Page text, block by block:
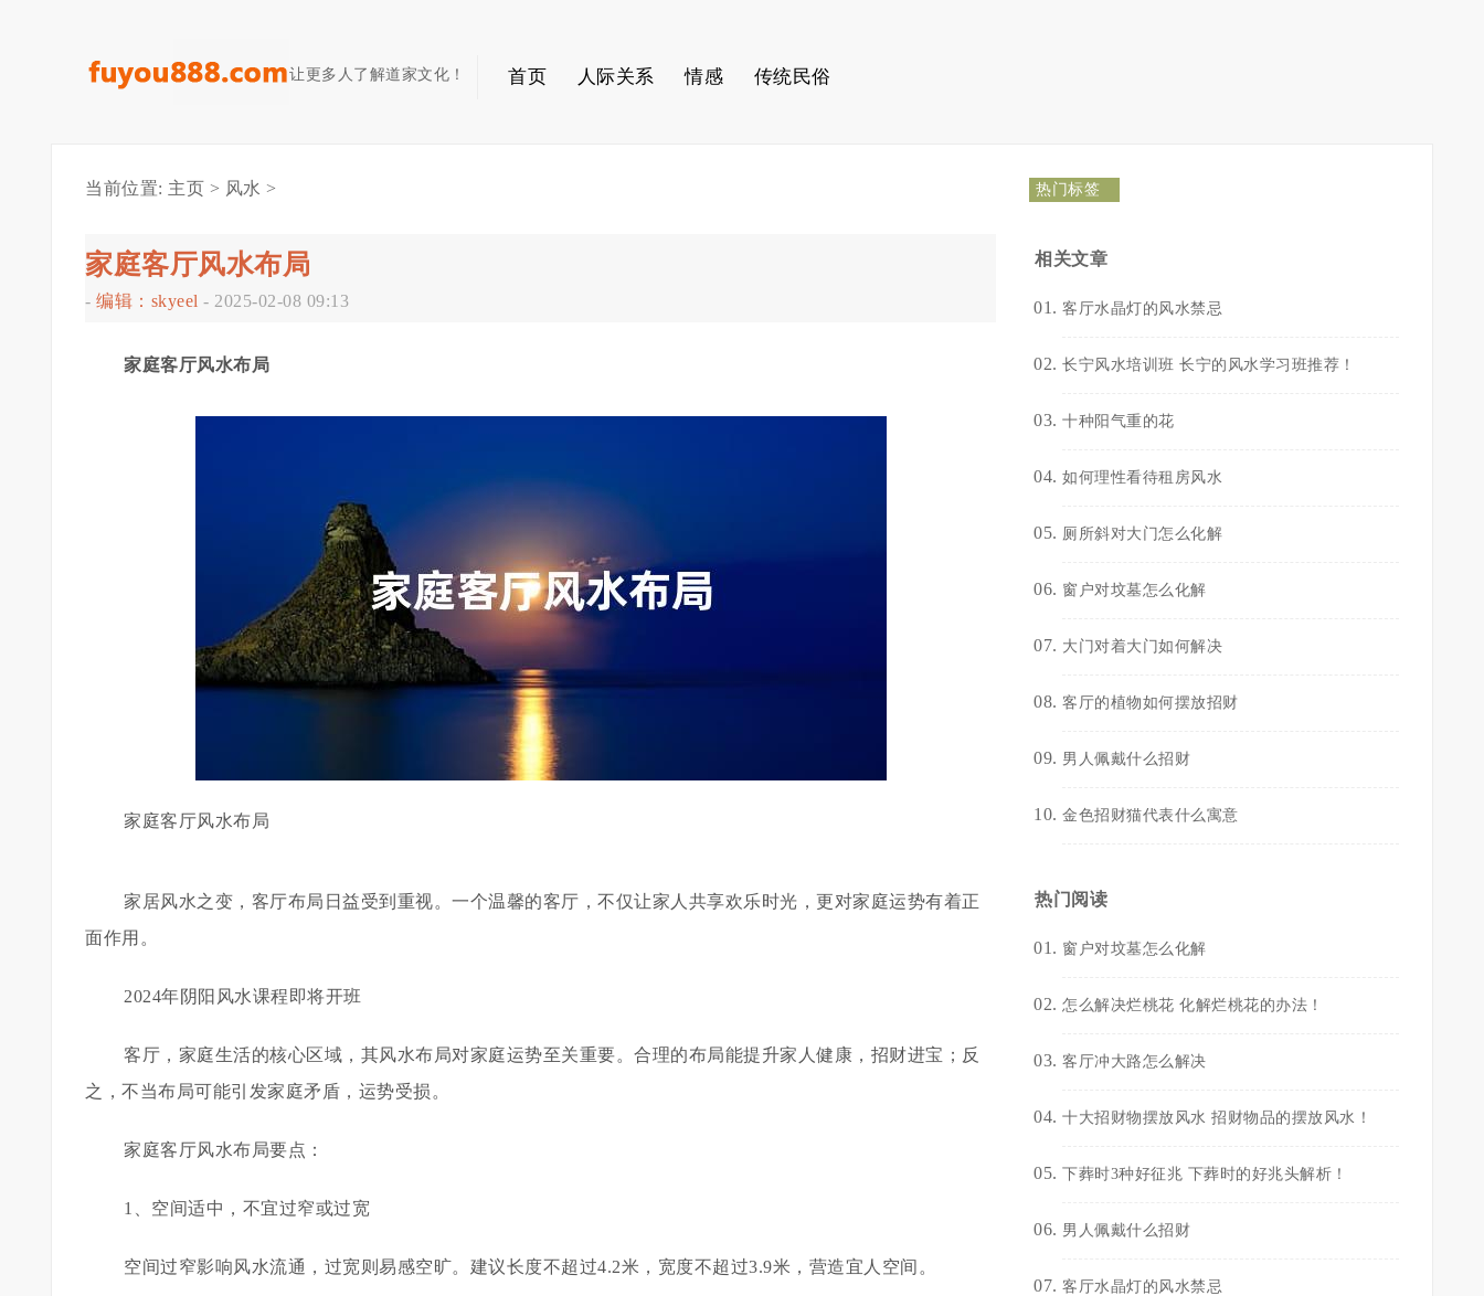
让更多人了解道家文化！ 首页 人际关系 情感 传统民俗
当前位置: 主页 > 风水 >
家庭客厅风水布局
- 编辑：skyeel - 2025-02-08 09:13
家庭客厅风水布局
家庭客厅风水布局
家居风水之变，客厅布局日益受到重视。一个温馨的客厅，不仅让家人共享欢乐时光，更对家庭运势有着正
面作用。
2024年阴阳风水课程即将开班
客厅，家庭生活的核心区域，其风水布局对家庭运势至关重要。合理的布局能提升家人健康，招财进宝；反
之，不当布局可能引发家庭矛盾，运势受损。
家庭客厅风水布局要点：
1、空间适中，不宜过窄或过宽
空间过窄影响风水流通，过宽则易感空旷。建议长度不超过4.2米，宽度不超过3.9米，营造宜人空间。
热门标签
相关文章
客厅水晶灯的风水禁忌
长宁风水培训班 长宁的风水学习班推荐！
十种阳气重的花
如何理性看待租房风水
厕所斜对大门怎么化解
窗户对坟墓怎么化解
大门对着大门如何解决
客厅的植物如何摆放招财
男人佩戴什么招财
金色招财猫代表什么寓意
热门阅读
窗户对坟墓怎么化解
怎么解决烂桃花 化解烂桃花的办法！
客厅冲大路怎么解决
十大招财物摆放风水 招财物品的摆放风水！
下葬时3种好征兆 下葬时的好兆头解析！
男人佩戴什么招财
客厅水晶灯的风水禁忌